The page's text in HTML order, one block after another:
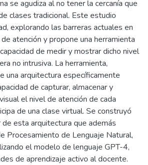
se agudiza al no tener la cercanía que
clases tradicional. Este estudio
explorando las barreras actuales en
atención y propone una herramienta
de medir y mostrar dicho nivel
no intrusiva. La herramienta,
una arquitectura específicamente
de capturar, almacenar y
el nivel de atención de cada
de una clase virtual. Se construyó
esta arquitectura que además
Procesamiento de Lenguaje Natural,
el modelo de lenguaje GPT-4,
de aprendizaje activo al docente.